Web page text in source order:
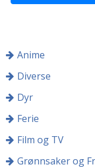
Anime
Diverse
Dyr
Ferie
Film og TV
Grønnsaker og